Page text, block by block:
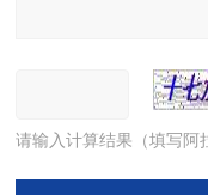
请输入计算结果（填写阿